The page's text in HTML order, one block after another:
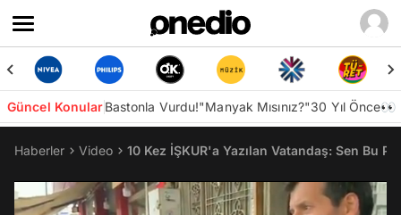
Güncel KonularBastonla Vurdu!"Manyak Mısınız?"30 Yıl Önce👀
Haberler Video 10 Kez İŞKUR'a Yazılan Vatandaş: Sen Bu